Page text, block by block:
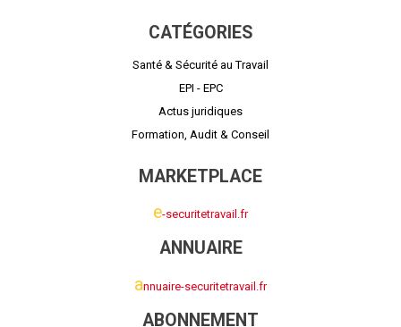
CATÉGORIES
Santé & Sécurité au Travail
EPI - EPC
Actus juridiques
Formation, Audit & Conseil
MARKETPLACE
e-securitetravail.fr
ANNUAIRE
annuaire-securitetravail.fr
ABONNEMENT